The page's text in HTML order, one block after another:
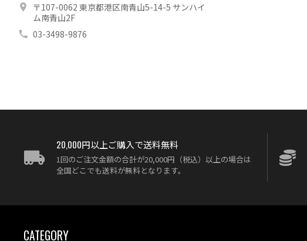
〒107-0062 東京都港区南青山5-14-5 サンハイ
ム南青山2F
03-3498-9876
20,000円以上ご購入で送料無料
1回のご注文金額の合計が20,000円（税込）以上の場合は
全国どこでも送料が無料となります。
CATEGORY